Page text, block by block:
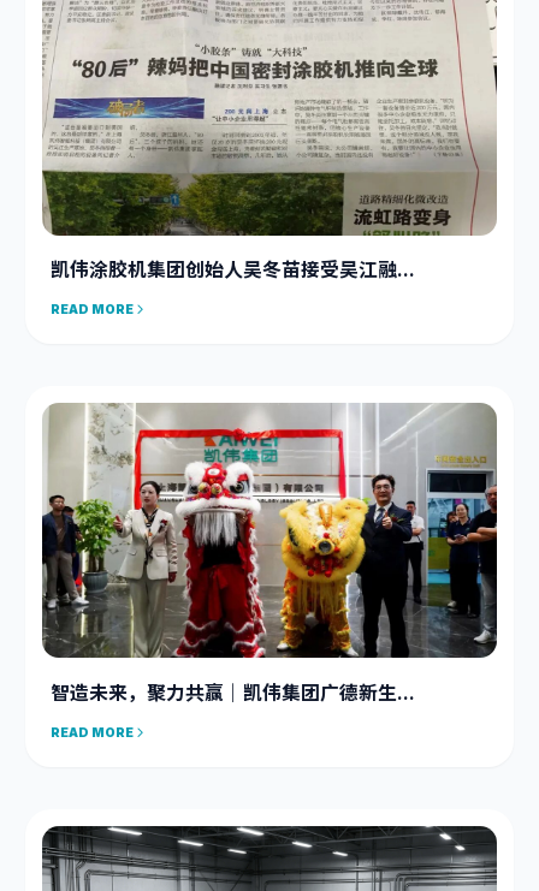
凯伟涂胶机集团创始人吴冬苗接受吴江融...
READ MORE
智造未来，聚力共赢｜凯伟集团广德新生...
READ MORE